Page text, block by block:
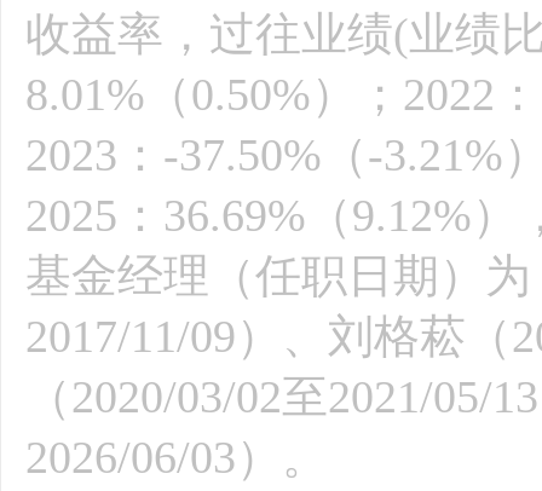
收益率，过往业绩(业绩
8.01%（0.50%）；2022
2023：-37.50%（-3.21%
2025：36.69%（9.12%
基金经理（任职日期）为
2017/11/09）、刘格菘（
（2020/03/02至2021/05/
2026/06/03）。